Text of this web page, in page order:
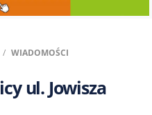
WIADOMOŚCI
ul. Jowisza